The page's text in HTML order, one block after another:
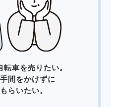
車を売りたい。
間をかけずに
らいたい。